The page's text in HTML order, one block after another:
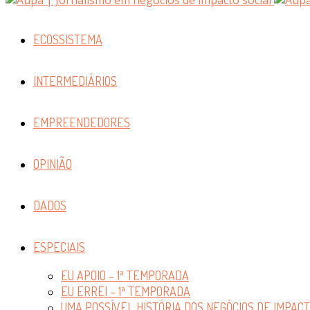
ECOSSISTEMA
INTERMEDIÁRIOS
EMPREENDEDORES
OPINIÃO
DADOS
ESPECIAIS
EU APOIO – 1ª TEMPORADA
EU ERREI – 1ª TEMPORADA